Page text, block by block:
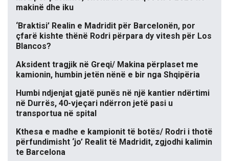
makinë dhe iku
‘Braktisi’ Realin e Madridit për Barcelonën, por
çfarë kishte thënë Rodri përpara dy vitesh për Los
Blancos?
Aksident tragjik në Greqi/ Makina përplaset me
kamionin, humbin jetën nënë e bir nga Shqipëria
Humbi ndjenjat gjatë punës në një kantier ndërtimi
në Durrës, 40-vjeçari ndërron jetë pasi u
transportua në spital
Kthesa e madhe e kampionit të botës/ Rodri i thotë
përfundimisht ‘jo’ Realit të Madridit, zgjodhi kalimin
te Barcelona